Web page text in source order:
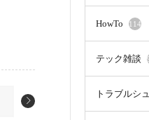
HowTo 114
テック雑談
トラブルシ